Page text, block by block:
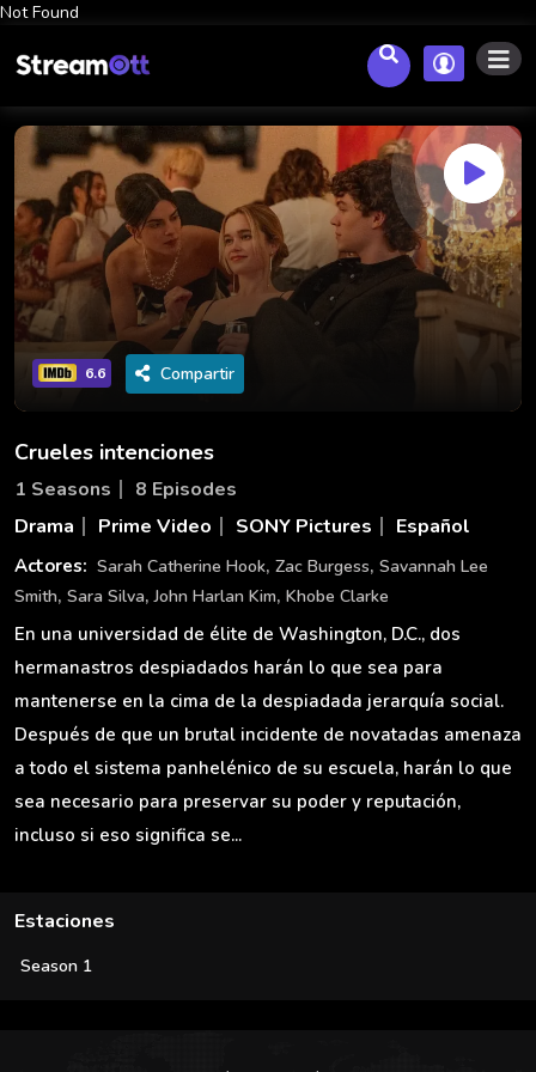
Not Found
6.6 Compartir
Crueles intenciones
1 Seasons
8 Episodes
Drama
Prime Video SONY Pictures Español
Actores: Sarah Catherine Hook, Zac Burgess, Savannah Lee
Smith, Sara Silva,John Harlan Kim, Khobe Clarke
En una universidad de élite de Washington, D.C., dos
hermanastros despiadados harán lo que sea para
mantenerse en la cima de la despiadada jerarquía social.
Después de que un brutal incidente de novatadas amenaza
a todo el sistema panhelénico de su escuela, harán lo que
sea necesario para preservar su poder y reputación,
incluso si eso significa se...
Estaciones
Season 1